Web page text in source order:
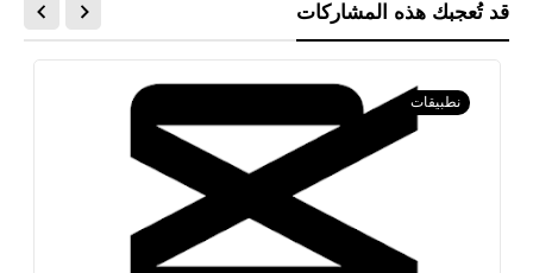
قد تُعجبك هذه المشاركات
نطبيقات